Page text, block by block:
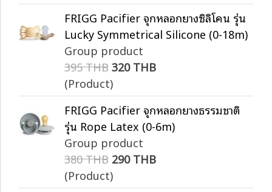
FRIGG Pacifier จุกหลอกยางซิลิโคน รุ่น
Lucky Symmetrical Silicone (0-18m)
Group product
395 THB320 THB
(Product)
FRIGG Pacifier จุกหลอกยางธรรมชาติ
รุ่น Rope Latex (0-6m)
Group product
380 THB 290 THB
(Product)